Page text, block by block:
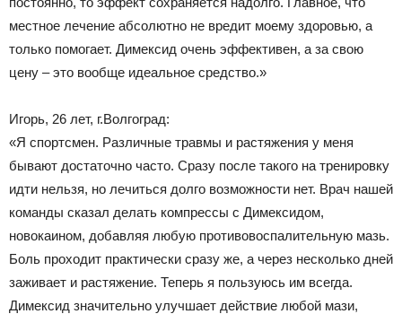
местное лечение абсолютно не вредит моему здоровью, а
только помогает. Димексид очень эффективен, а за свою
цену – это вообще идеальное средство.»
Игорь, 26 лет, г.Волгоград:
«Я спортсмен. Различные травмы и растяжения у меня
бывают достаточно часто. Сразу после такого на тренировку
идти нельзя, но лечиться долго возможности нет. Врач нашей
команды сказал делать компрессы с Димексидом,
новокаином, добавляя любую противовоспалительную мазь.
Боль проходит практически сразу же, а через несколько дней
заживает и растяжение. Теперь я пользуюсь им всегда.
Димексид значительно улучшает действие любой мази,